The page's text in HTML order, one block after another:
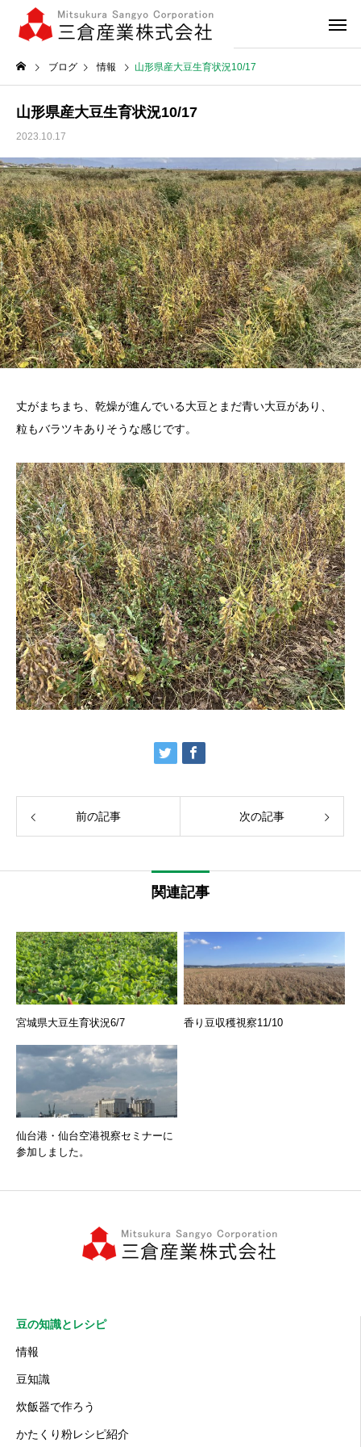
ブログ 情報 山形県産大豆生育状況10/17
山形県産大豆生育状況10/17
2023.10.17
丈がまちまち、乾燥が進んでいる大豆とまだ青い大豆があり、
粒もバラツキありそうな感じです。
前の記事 次の記事
関連記事
宮城県大豆生育状況6/7 香り豆収穫視察11/10
仙台港・仙台空港視察セミナーに
参加しました。
豆の知識とレシピ
情報
豆知識
炊飯器で作ろう
かたくり粉レシピ紹介